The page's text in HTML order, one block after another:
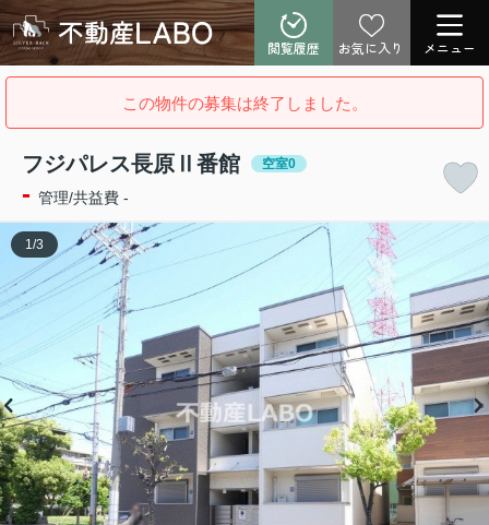
閲覧履歴 お気に入り メニュー
この物件の募集は終了しました。
フジパレス長原Ⅱ番館 空室0
- 管理/共益費 -
1 /3